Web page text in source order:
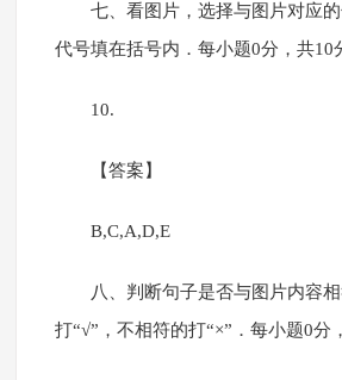
七、看图片，选择与图片对应
代号填在括号内．每小题0分，共10
10.
【答案】
B,C,A,D,E
八、判断句子是否与图片内容
打“√”，不相符的打“×”．每小题0分